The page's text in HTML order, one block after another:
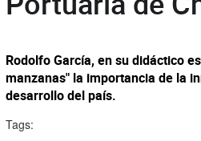
Rodolfo García, en su didáctico
manzanas" la importancia de la
desarrollo del país.
Tags: